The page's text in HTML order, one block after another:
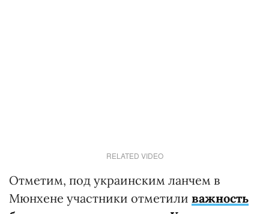
RELATED VIDEO
Отметим, под украинским ланчем в
Мюнхене участники отметили важность